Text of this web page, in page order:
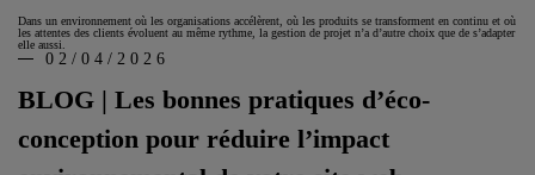
Dans un environnement où les organisations accélèrent, où les produits se transforment en continu et où
les attentes des clients évoluent au même rythme, la gestion de projet n’a d’autre choix que de s’adapter
elle aussi.
BLOG | Les bonnes pratiques d’éco-
conception pour réduire l’impact
02/04/2026